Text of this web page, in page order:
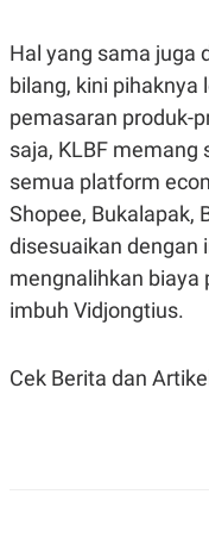
A
N
A
N
E
T
A
K
R
J
A
E
M
T
E
N
E
A
E
A
V
E
R
S
Hal yang sama juga
bilang, kini pihaknya
pemasaran produk-
saja, KLBF
semua platform
Shopee, Bukalapak,
disesuaikan dengan
mengnalihkan biaya
imbuh Vidjongtius.
Cek Berita dan